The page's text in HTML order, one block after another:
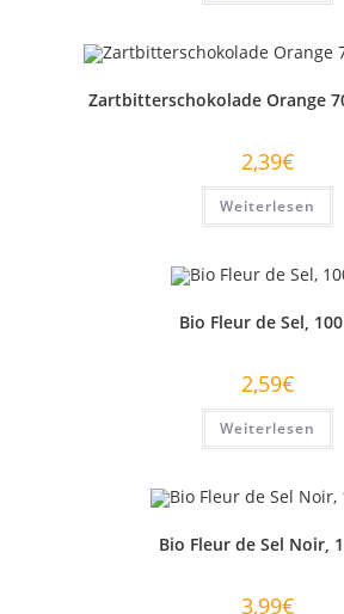
Zartbitterschokolade Orange
2,39€
Weiterlesen
Bio Fleur de Sel,
2,59€
Weiterlesen
Bio Fleur de Sel Noir,
3,99€